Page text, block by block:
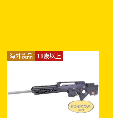
海外製品 18歳以上